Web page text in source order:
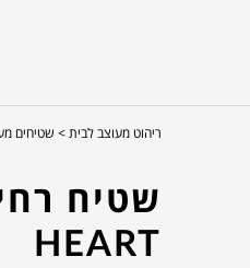
ריהוט מעוצב לבית > שטיחים
HEART